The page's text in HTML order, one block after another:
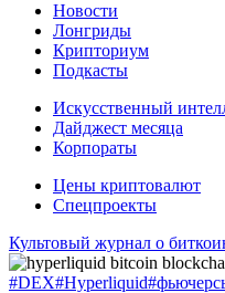
Новости
Лонгриды
Крипториум
Подкасты
Искусственный
Дайджест месяца
Корпораты
Цены криптовалют
Спецпроекты
Культовый журнал о
#DEX#Hyperliquid